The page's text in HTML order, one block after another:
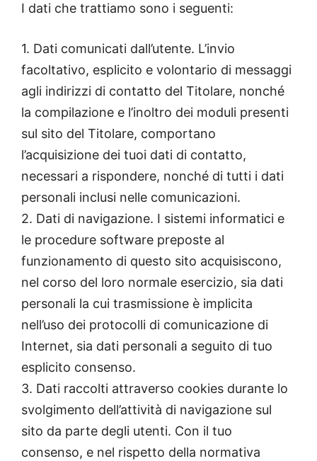
I dati che trattiamo sono i seguenti:
1. Dati comunicati dall’utente. L’invio
facoltativo, esplicito e volontario di messaggi
agli indirizzi di contatto del Titolare, nonché
la compilazione e l’inoltro dei moduli presenti
sul sito del Titolare, comportano
l’acquisizione dei tuoi dati di contatto,
necessari a rispondere, nonché di tutti i dati
personali inclusi nelle comunicazioni.
2. Dati di navigazione. I sistemi informatici e
le procedure software preposte al
funzionamento di questo sito acquisiscono,
nel corso del loro normale esercizio, sia dati
personali la cui trasmissione è implicita
nell’uso dei protocolli di comunicazione di
Internet, sia dati personali a seguito di tuo
esplicito consenso.
3. Dati raccolti attraverso cookies durante lo
svolgimento dell’attività di navigazione sul
sito da parte degli utenti. Con il tuo
consenso, e nel rispetto della normativa